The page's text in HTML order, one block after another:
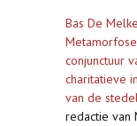
Bas De
conjunctuur
charitatieve
van de
redactie van